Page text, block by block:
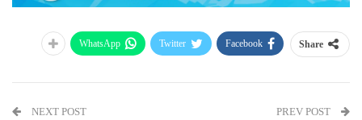
Share
Facebook
Twitter
WhatsApp
NEXT POST